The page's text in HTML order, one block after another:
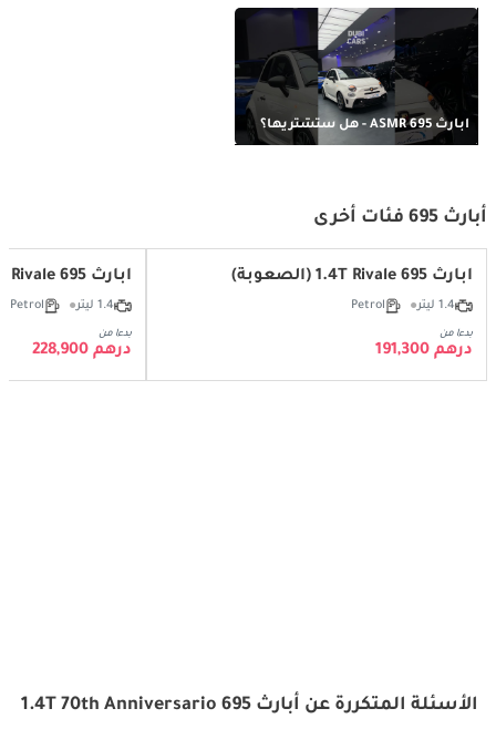
أبارث 695 ASMR - هل ستشتريها؟
أبارث 695 فئات أخرى
أبارث 695 1.4T Rivale (الصعوبة)
1.4 ليتر Petrol
بدءا من
درهم 191,300
أبارث 695 1.4T Rivale (قابلة للتحويل)
1.4 ليتر Petrol
بدءا من
درهم 228,900
الأسئلة المتكررة عن أبارث 695 1.4T 70th Anniversario